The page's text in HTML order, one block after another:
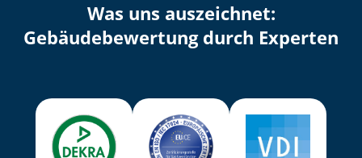
Was uns auszeichnet:
Ge­bäu­de­be­wer­tung durch Experten